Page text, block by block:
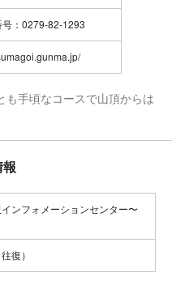
：0279-82-1293
も手頃なコースで山頂からは
ンフォメーションセンター〜
復）